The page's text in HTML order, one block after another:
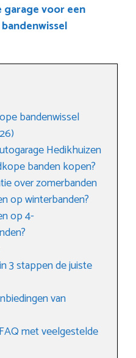
voor een
bandenwissel
Hedikhuizen
banden kopen?
over zomerbanden
op winterbanden?
op 4-
3 stappen de juiste
van
met veelgestelde